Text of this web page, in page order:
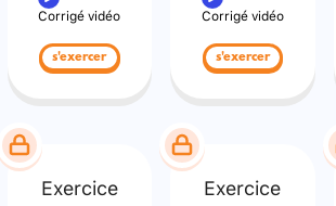
Corrigé vidéo
s'exercer
Corrigé vidéo
s'exercer
Exercice Exercice